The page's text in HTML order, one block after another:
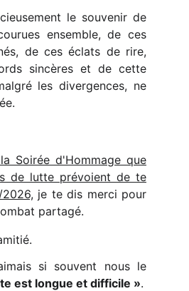
le souvenir de
ensemble, de ces
de ces éclats de rire,
sincères et de cette
les divergences, ne
Soirée d'Hommage que
de lutte prévoient de te
je te dis merci pour
partagé.
si souvent nous le
est longue et difficile ».